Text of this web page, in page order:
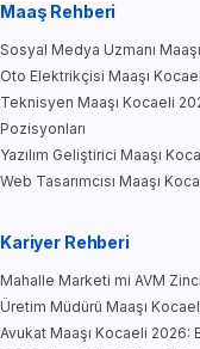
Maaş Rehberi
Sosyal Medya Uzmanı
Oto Elektrikçisi Maaşı
Teknisyen Maaşı Kocaeli
Pozisyonları
Yazılım Geliştirici Maaşı
Web Tasarımcısı Maaşı
Kariyer Rehberi
Mahalle Marketi mi AVM
Üretim Müdürü Maaşı
Avukat Maaşı Kocaeli 2026: